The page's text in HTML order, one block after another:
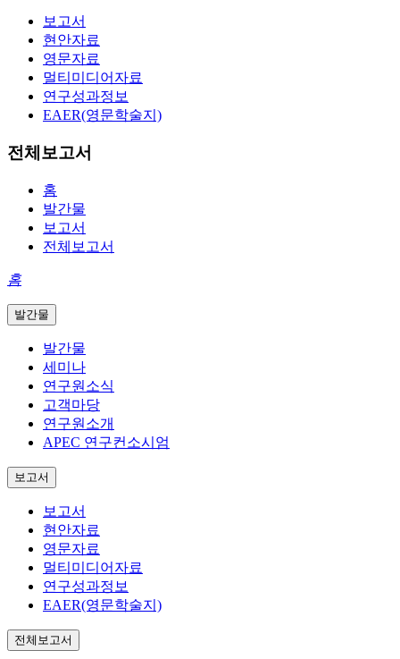
보고서
현안자료
영문자료
멀티미디어자료
연구성과정보
EAER(영문학술지)
전체보고서
홈
발간물
보고서
전체보고서
홈
발간물
발간물
세미나
연구원소식
고객마당
연구원소개
APEC 연구컨소시엄
보고서
보고서
현안자료
영문자료
멀티미디어자료
연구성과정보
EAER(영문학술지)
전체보고서